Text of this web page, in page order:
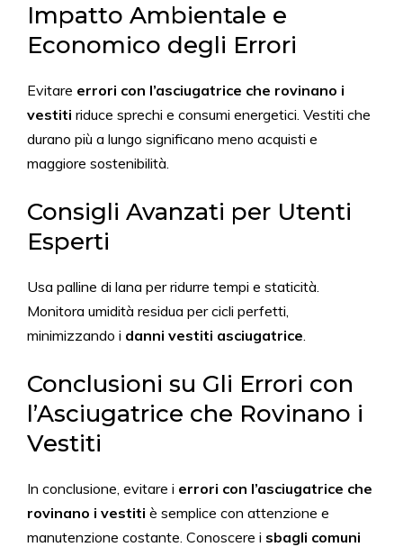
Impatto Ambientale e
Economico degli Errori
Evitare errori con l’asciugatrice che rovinano i
vestiti riduce sprechi e consumi energetici. Vestiti che
durano più a lungo significano meno acquisti e
maggiore sostenibilità.
Consigli Avanzati per Utenti
Esperti
Usa palline di lana per ridurre tempi e staticità.
Monitora umidità residua per cicli perfetti,
minimizzando i danni vestiti asciugatrice.
Conclusioni su Gli Errori con
l’Asciugatrice che Rovinano i
Vestiti
In conclusione, evitare i errori con l’asciugatrice che
rovinano i vestiti è semplice con attenzione e
manutenzione costante. Conoscere i sbagli comuni